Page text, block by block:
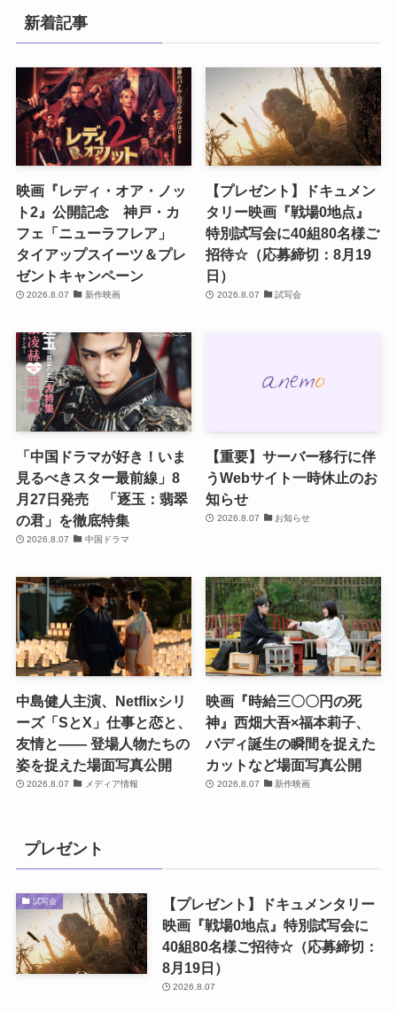
新着記事
映画『レディ・オア・ノッ
ト2』公開記念 神戸・カ
フェ「ニューラフレア」
タイアップスイーツ＆プレ
ゼントキャンペーン
2026.8.07 新作映画
【プレゼント】ドキュメン
タリー映画『戦場0地点』
特別試写会に40組80名様ご
招待☆（応募締切：8月19
日）
2026.8.07 試写会
「中国ドラマが好き！いま
見るべきスター最前線」8
月27日発売 「逐玉：翡翠
の君」を徹底特集
2026.8.07 中国ドラマ
【重要】サーバー移行に伴
うWebサイト一時休止のお
知らせ
2026.8.07 お知らせ
中島健人主演、Netflixシリ
ーズ「SとX」仕事と恋と、
友情と―― 登場人物たちの
姿を捉えた場面写真公開
2026.8.07 メディア情報
映画『時給三〇〇円の死
神』西畑大吾×福本莉子、
バディ誕生の瞬間を捉えた
カットなど場面写真公開
2026.8.07 新作映画
プレゼント
試写会
【プレゼント】ドキュメンタリー
映画『戦場0地点』特別試写会に
40組80名様ご招待☆（応募締切：
8月19日）
2026.8.07